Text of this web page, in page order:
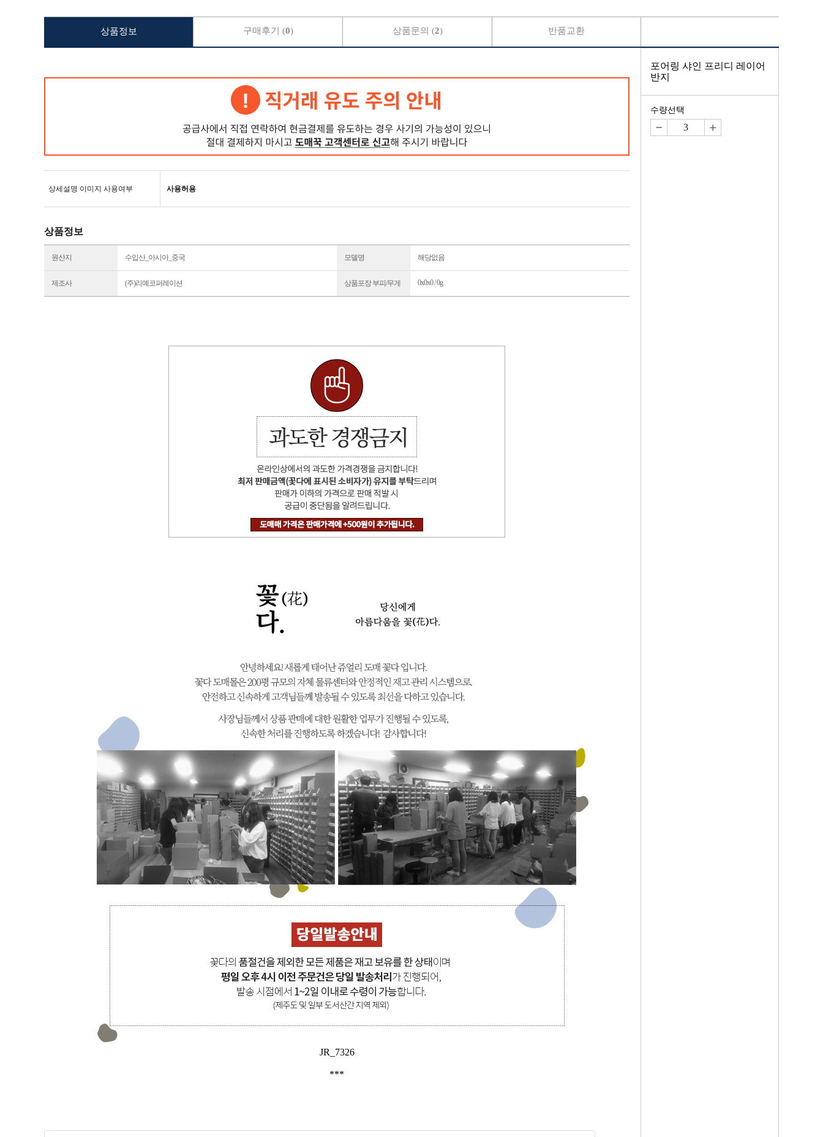
상세설명 이미지 사용여부 사용허용
상품정보
원산지 수입산_아시아_중국 모델명 해당없음
제조사 (주)리예코퍼레이션 상품포장 부피/무게 0x0x0 / 0g
JR_7326
***
상품정보 구매후기 (0) 상품문의 (2) 반품교환
포어링 샤인 프리디 레이어
반지
수량선택